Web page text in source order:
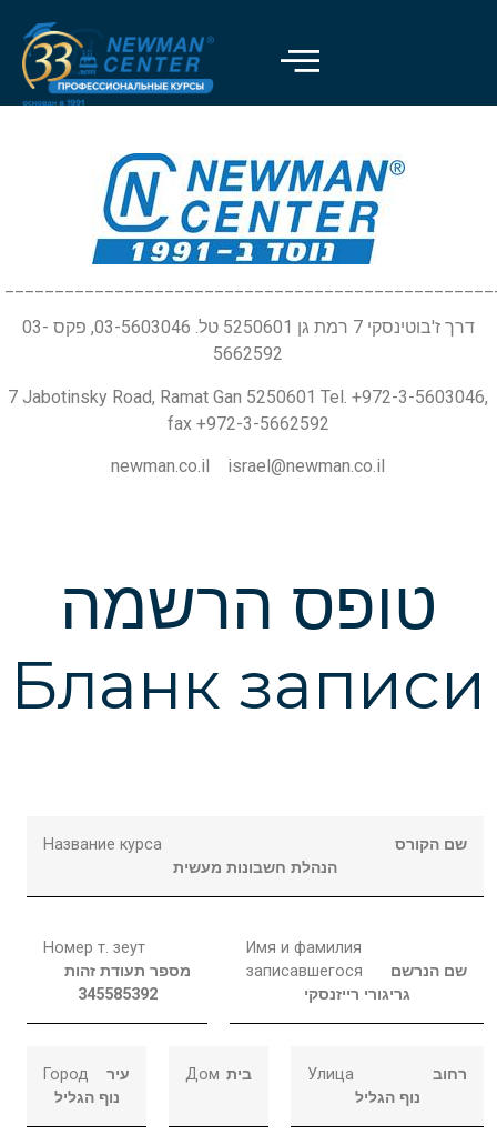
דרך ז'בוטינסקי 7 רמת גן 5250601 טל. 03-5603046, פקס 03-
5662592
7 Jabotinsky Road, Ramat Gan 5250601 Tel. +972-3-5603046,
fax +972-3-5662592
newman.co.il israel@newman.co.il
טופס הרשמה
Бланк записи
Название курса
שם הקורס
הנהלת חשבונות מעשית
Номер т. зеут
מספר תעודת זהות
345585392
Имя и фамилия
записавшегося
שם הנרשם
גריגורי רייזנסקי
Город
עיר
נוף הגליל
Дом בית Улица
רחוב
נוף הגליל